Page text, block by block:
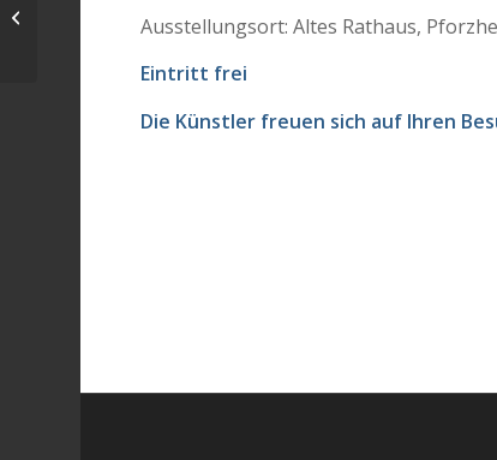
Ausstellungsort: Altes Rathaus,
Eintritt frei
Die Künstler freuen sich auf Ihren
Fototreffs Höfingen am